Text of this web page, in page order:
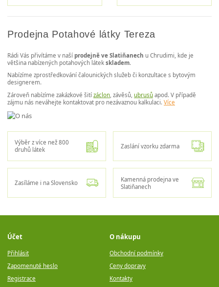
Prodejna Potahové látky Tereza
Rádi Vás přivítáme v naší prodejně ve Slatiňanech u Chrudimi, kde je
většina nabízených potahových látek skladem.
Nabízíme zprostředkování čalounických služeb či konzultace s bytovým
designerem.
Zároveň nabízíme zakázkové šití záclon, závěsů, ubrusů apod. V případě
zájmu nás neváhejte kontaktovat pro nezávaznou kalkulaci. Více
Výběr z více než 800
druhů látek
Zaslání vzorku zdarma
Zasíláme i na Slovensko
Kamenná prodejna ve
Slatiňanech
Účet
Přihlásit
Zapomenuté heslo
Registrace
O nákupu
Obchodní podmínky
Ceny dopravy
Kontakty